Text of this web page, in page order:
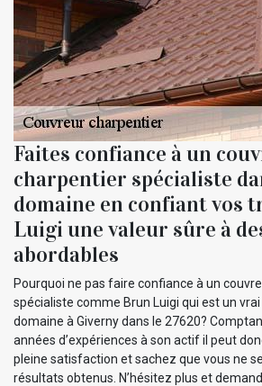
Faites confiance à un
charpentier spécialiste
domaine en confiant vos
Luigi une valeur sûre à
abordables
Pourquoi ne pas faire confiance à un
spécialiste comme Brun Luigi qui est un
domaine à Giverny dans le 27620?
années d’expériences à son actif il peut
pleine satisfaction et sachez que vous ne
résultats obtenus. N’hésitez plus et